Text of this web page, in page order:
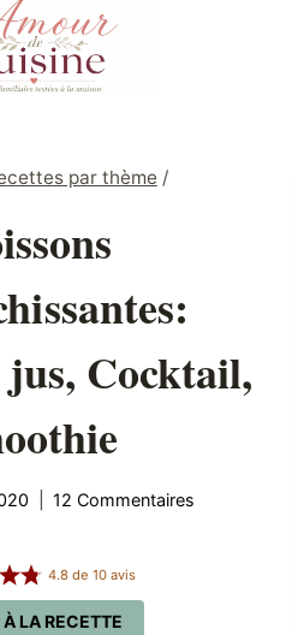
par thème /
Cocktail,
12 Commentaires
LA RECETTE
4.8 de 10avis